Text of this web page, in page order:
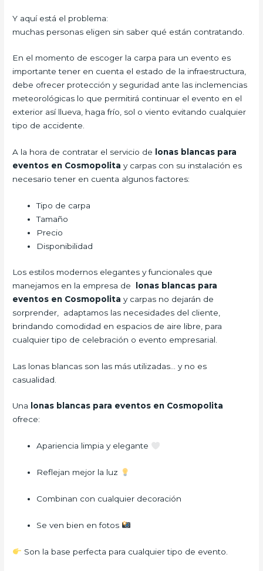
Y aquí está el problema:
muchas personas eligen sin saber qué están contratando.
En el momento de escoger la carpa para un evento es
importante tener en cuenta el estado de la infraestructura,
debe ofrecer protección y seguridad ante las inclemencias
meteorológicas lo que permitirá continuar el evento en el
exterior así llueva, haga frío, sol o viento evitando cualquier
tipo de accidente.
A la hora de contratar el servicio de
lonas blancas para
eventos en Cosmopolita y carpas con su instalación es
necesario tener en cuenta algunos factores:
Tipo de carpa
Tamaño
Precio
Disponibilidad
Los estilos modernos elegantes y funcionales que
manejamos en la empresa de
lonas blancas para
eventos en Cosmopolitay carpas no dejarán de
sorprender, adaptamos las necesidades del cliente,
brindando comodidad en espacios de aire libre, para
cualquier tipo de celebración o evento empresarial.
Las lonas blancas son las más utilizadas… y no es
casualidad.
Una
lonas blancas para eventos en Cosmopolita
ofrece:
Apariencia limpia y elegante
Reflejan mejor la luz
Combinan con cualquier decoración
Se ven bien en fotos
Son la base perfecta para cualquier tipo de evento.